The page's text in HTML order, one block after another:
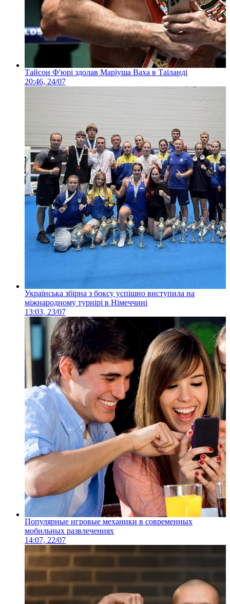
Тайсон Ф'юрі здолав Маріуша Ваха в Таїланді
20:46, 24/07
Українська збірна з боксу успішно виступила на
міжнародному турнірі в Німеччині
13:03, 23/07
Популярные игровые механики в современных
мобильных развлечениях
14:07, 22/07